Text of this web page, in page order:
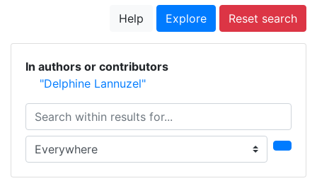
Help Explore Reset search
In authors or contributors
"Delphine Lannuzel"
Search within results for...
Search in...